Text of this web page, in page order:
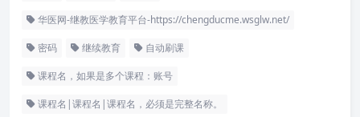
华医网-继教医学教育平台-https://chengducme.wsglw.net/
密码 继续教育 自动刷课
课程名，如果是多个课程：账号
课程名|课程名|课程名，必须是完整名称。